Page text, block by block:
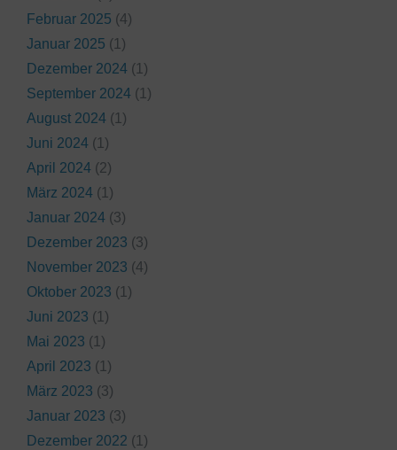
Februar 2025 (4)
Januar 2025 (1)
Dezember 2024 (1)
September 2024 (1)
August 2024 (1)
Juni 2024 (1)
April 2024 (2)
März 2024 (1)
Januar 2024 (3)
Dezember 2023 (3)
November 2023 (4)
Oktober 2023 (1)
Juni 2023 (1)
Mai 2023 (1)
April 2023 (1)
März 2023 (3)
Januar 2023 (3)
Dezember 2022 (1)